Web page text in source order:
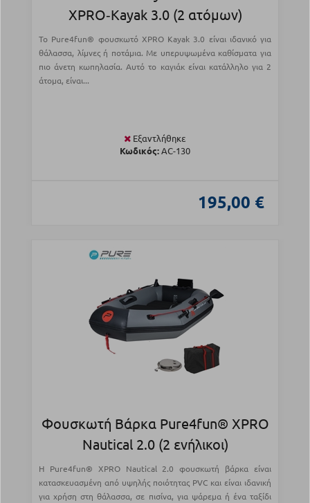
XPRO‑Kayak 3.0 (2 ατόμων)
Το Pure4fun® φουσκωτό XPRO Kayak 3.0 είναι ιδανικό για
θάλασσα, λίμνες ή ποτάμια. Με υπερυψωμένα καθίσματα για
πιο άνετη κωπηλασία. Αυτό το καγιάκ είναι κατάλληλο για 2
άτομα, είναι...
Εξαντλήθηκε
Κωδικός:AC-130
195,00 €
Φουσκωτή Βάρκα Pure4fun® XPRO
Nautical 2.0 (2 ενήλικοι)
Η Pure4fun® XPRO Nautical 2.0 φουσκωτή βάρκα είναι
κατασκευασμένη από υψηλής ποιότητας PVC και είναι ιδανική
για χρήση στη θάλασσα, σε πισίνα, για ψάρεμα ή ένα ταξίδι